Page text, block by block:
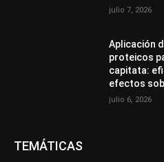
julio 7, 2026
Aplicación
proteicos
capitata:
efectos
julio 6, 2026
TEMÁTICAS